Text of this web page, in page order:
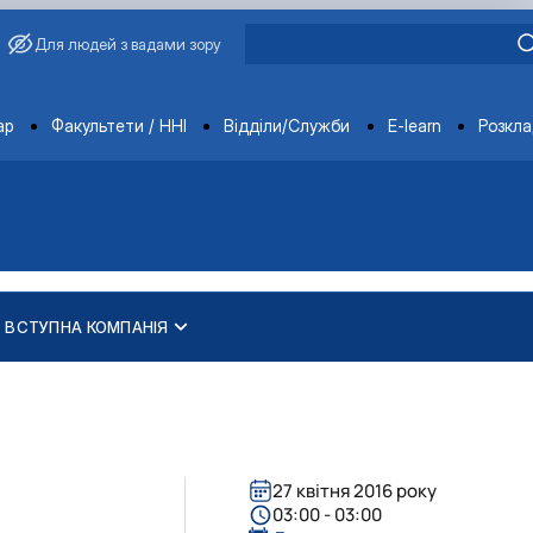
Для людей з вадами зору
Факультети / ННІ Відділи/Служби E-learn
ВСТУПНА КОМПАНІЯ
27 квітня 2016 року
03:00 - 03:00